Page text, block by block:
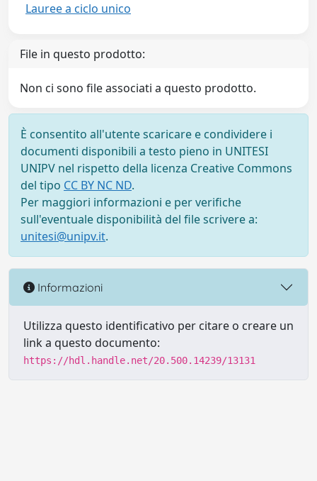
Lauree a ciclo unico
File in questo prodotto:
Non ci sono file associati a questo prodotto.
È consentito all'utente scaricare e condividere i
documenti disponibili a testo pieno in UNITESI
UNIPV nel rispetto della licenza Creative Commons
del tipo CC BY NC ND.
Per maggiori informazioni e per verifiche
sull'eventuale disponibilità del file scrivere a:
unitesi@unipv.it.
Informazioni
Utilizza questo identificativo per citare o creare un
link a questo documento:
https://hdl.handle.net/20.500.14239/13131